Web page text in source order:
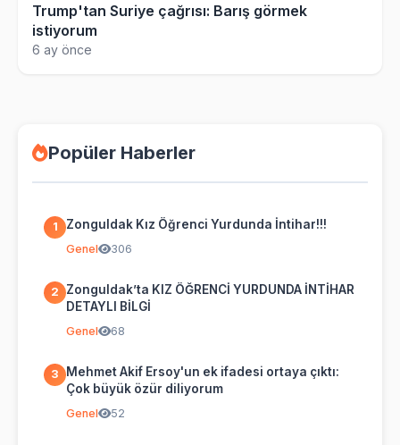
Trump'tan Suriye çağrısı: Barış görmek
istiyorum
6 ay önce
Popüler Haberler
1 Zonguldak Kız Öğrenci Yurdunda İntihar!!!
Genel 306
2
Zonguldak’ta KIZ ÖĞRENCİ YURDUNDA İNTİHAR
DETAYLI BİLGİ
Genel 68
3
Mehmet Akif Ersoy'un ek ifadesi ortaya çıktı:
Çok büyük özür diliyorum
Genel 52